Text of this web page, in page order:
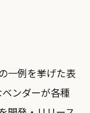
一例を挙げた表
ンダーが各種